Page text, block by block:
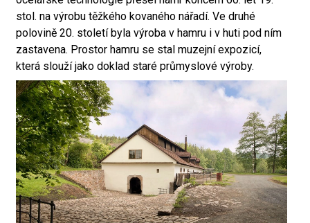
stol. na výrobu těžkého kovaného nářadí. Ve druhé
polovině 20. století byla výroba v hamru i v huti pod ním
zastavena. Prostor hamru se stal muzejní expozicí,
která slouží jako doklad staré průmyslové výroby.